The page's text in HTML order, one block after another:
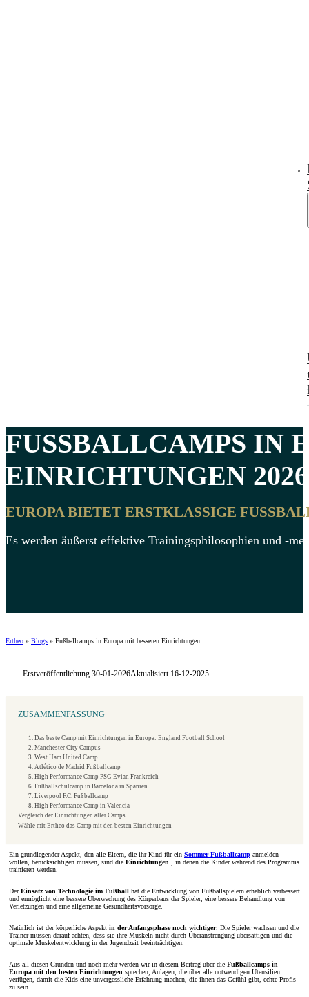
FUSSBALLCAMPS IN
EINRICHTUNGEN 2026
EUROPA BIETET ERSTKLASSIGE
Es werden äußerst effektive Trainingsphilosophien und -
Ertheo » Blogs » Fußballcamps in Europa mit besseren Einrichtungen
Erstveröffentlichung 30-01-2026Aktualisiert 16-12-2025
ZUSAMMENFASSUNG
1. Das beste Camp mit Einrichtungen in Europa: England Football School
2. Manchester City Campus
3. West Ham United Camp
4. Atlético de Madrid Fußballcamp
5. High Performance Camp PSG Evian Frankreich
6. Fußballschulcamp in Barcelona in Spanien
7. Liverpool F.C. Fußballcamp
8. High Performance Camp in Valencia
Vergleich der Einrichtungen aller Camps
Wähle mit Ertheo das Camp mit den besten Einrichtungen
Ein grundlegender Aspekt, den alle Eltern, die ihr Kind für ein Sommer-Fußballcamp anmelden
wollen, berücksichtigen müssen, sind die Einrichtungen
, in denen die Kinder während des Programms
trainieren werden.
DerEinsatz von Technologie im Fußball hat die Entwicklung von Fußballspielern erheblich verbessert
und ermöglicht eine bessere Überwachung des Körperbaus der Spieler, eine bessere Behandlung von
Verletzungen und eine allgemeine Gesundheitsvorsorge.
Natürlich ist der körperliche Aspekt in der Anfangsphase noch wichtiger. Die Spieler wachsen und die
Trainer müssen darauf achten, dass sie ihre Muskeln nicht durch Überanstrengung übersättigen und die
optimale Muskelentwicklung in der Jugendzeit beeinträchtigen.
Aus all diesen Gründen und noch mehr werden wir in diesem Beitrag über die Fußballcamps in
Europa mit den besten Einrichtungen sprechen; Anlagen, die über alle notwendigen Utensilien
verfügen, damit die Kids eine unvergessliche Erfahrung machen, die ihnen das Gefühl gibt, echte Profis
zu sein.